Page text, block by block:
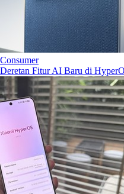
Consumer
Deretan Fitur AI Baru di